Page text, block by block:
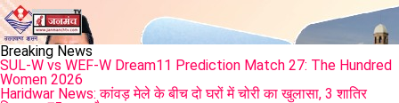
Breaking News
SUL-W vs WEF-W Dream11 Prediction Match 27: The Hundred
Women 2026
Haridwar News: कांवड़ मेले के बीच दो घरों में चोरी का खुलासा, 3 शातिर